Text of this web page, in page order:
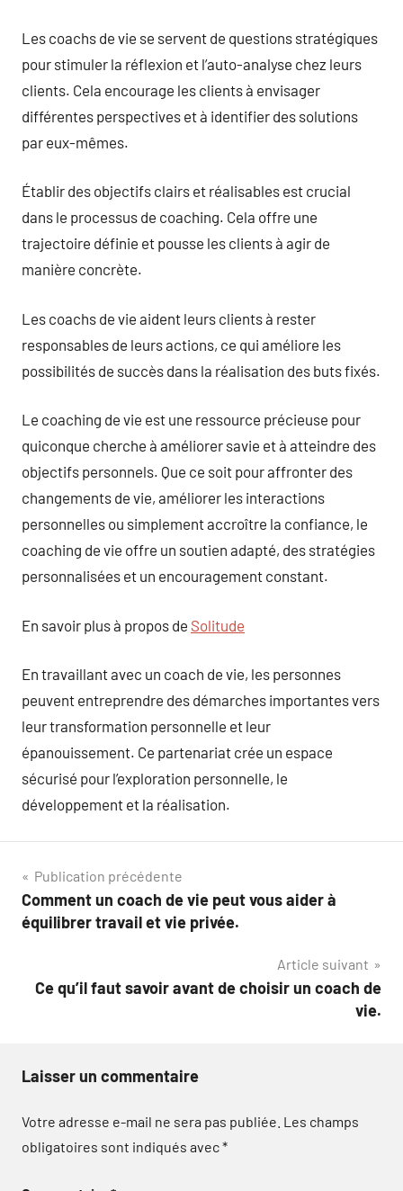
Les coachs de vie se servent de questions stratégiques
pour stimuler la réflexion et l’auto-analyse chez leurs
clients. Cela encourage les clients à envisager
différentes perspectives et à identifier des solutions
par eux-mêmes.
Établir des objectifs clairs et réalisables est crucial
dans le processus de coaching. Cela offre une
trajectoire définie et pousse les clients à agir de
manière concrète.
Les coachs de vie aident leurs clients à rester
responsables de leurs actions, ce qui améliore les
possibilités de succès dans la réalisation des buts fixés.
Le coaching de vie est une ressource précieuse pour
quiconque cherche à améliorer savie et à atteindre des
objectifs personnels. Que ce soit pour affronter des
changements de vie, améliorer les interactions
personnelles ou simplement accroître la confiance, le
coaching de vie offre un soutien adapté, des stratégies
personnalisées et un encouragement constant.
En savoir plus à propos de Solitude
En travaillant avec un coach de vie, les personnes
peuvent entreprendre des démarches importantes vers
leur transformation personnelle et leur
épanouissement. Ce partenariat crée un espace
sécurisé pour l’exploration personnelle, le
développement et la réalisation.
Navigation
de
Publication précédente
Comment un coach de vie peut vous aider à
équilibrer travail et vie privée.
Article suivant
Ce qu’il faut savoir avant de choisir un coach de
vie.
Laisser un commentaire
Votre adresse e-mail ne sera pas publiée. Les champs
obligatoires sont indiqués avec*